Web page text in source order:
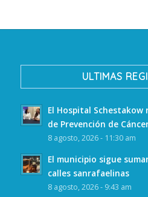
ULTIMAS
El Hospital Schestakow
de Prevención de
8 agosto, 2026 - 11:30 am
El municipio sigue
calles sanrafaelinas
8 agosto, 2026 - 9:43 am